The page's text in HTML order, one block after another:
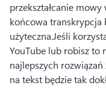
przekształcanie
końcowa transkrypcja
użyteczna.Jeśli
YouTube lub robisz to
najlepszych
na tekst będzie tak